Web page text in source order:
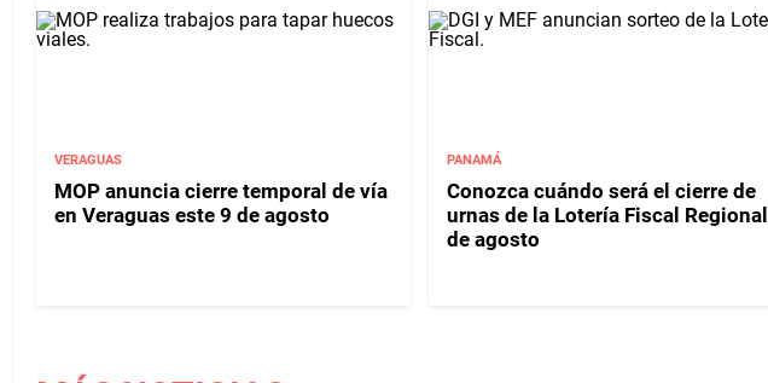
VERAGUAS
MOP anuncia cierre temporal de vía
en Veraguas este 9 de agosto
PANAMÁ
Conozca cuándo será el cierre de
urnas de la Lotería Fiscal Regional
de agosto